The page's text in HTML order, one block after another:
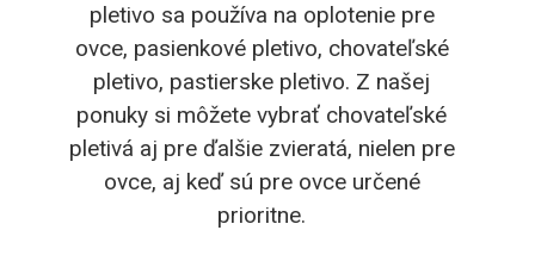
pletivo sa používa na oplotenie pre
ovce, pasienkové pletivo, chovateľské
pletivo, pastierske pletivo. Z našej
ponuky si môžete vybrať chovateľské
pletivá aj pre ďalšie zvieratá, nielen pre
ovce, aj keď sú pre ovce určené
prioritne.